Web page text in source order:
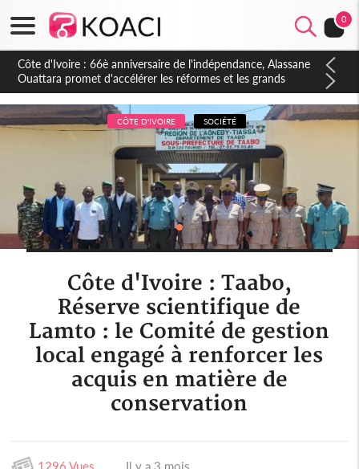
0
Côte d'Ivoire : À Abidjan, Amadou Oury Bah admire le modèle
ivoirien et veut s'en inspirer pour accélérer le développement
de la Guinée
CÔTE D'IVOIRE SOCIÉTÉ
Côte d'Ivoire : Taabo,
Réserve scientifique de
Lamto : le Comité de gestion
local engagé à renforcer les
acquis en matière de
conservation
1296 Vues Il y a 3 mois